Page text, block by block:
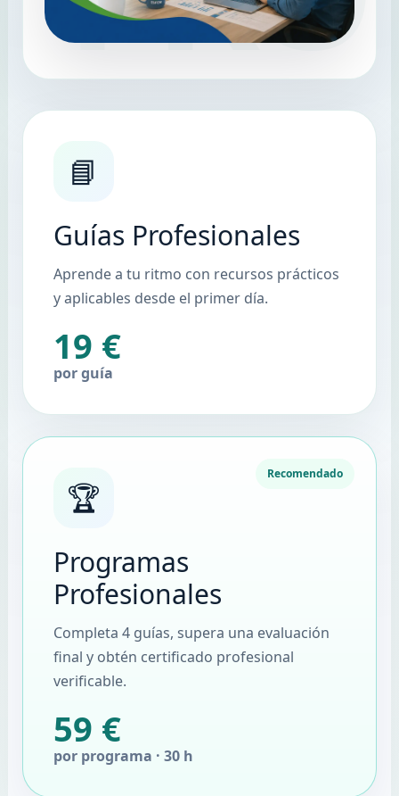
📘
Guías Profesionales
Aprende a tu ritmo con recursos prácticos
y aplicables desde el primer día.
19 €
por guía
Recomendado
🏆
Programas
Profesionales
Completa 4 guías, supera una evaluación
final y obtén certificado profesional
verificable.
59 €
por programa · 30 h